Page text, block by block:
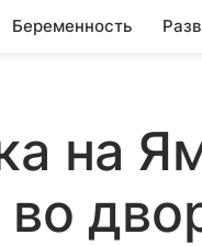
Беременность
на